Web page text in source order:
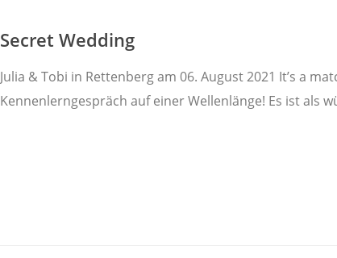
Secret Wedding
Julia & Tobi in Rettenberg am 06. August 2021 It’s a
Kennenlerngespräch auf einer Wellenlänge! Es ist als